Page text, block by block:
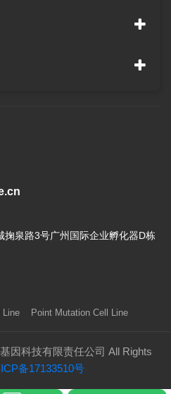
掬泉路3号广州国际企业孵化器D栋
Line Point Mutation Cell Line
因科技有限责任公司 All Rights
备17133510号